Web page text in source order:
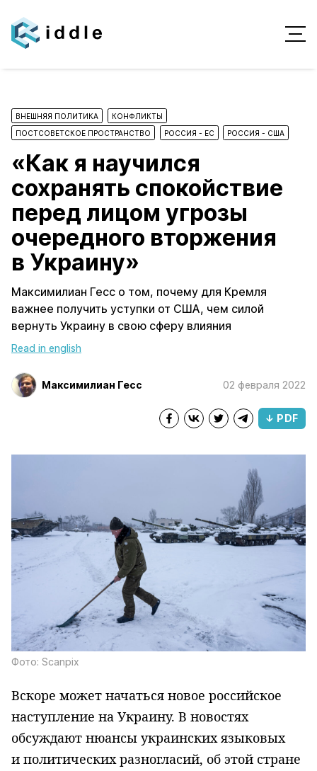
ВНЕШНЯЯ ПОЛИТИКА
КОНФЛИКТЫ
ПОСТСОВЕТСКОЕ ПРОСТРАНСТВО
РОССИЯ - ЕС РОССИЯ - США
«Как я научился
сохранять спокойствие
перед лицом угрозы
очередного вторжения
в Украину»
Максимилиан Гесс о том, почему для Кремля
важнее получить уступки от США, чем силой
вернуть Украину в свою сферу влияния
Read in english
Максимилиан Гесс 02 февраля 2022
↓ PDF
Фото: Scanpix
Вскоре может начаться новое российское
наступление на Украину. В новостях
обсуждают нюансы украинских языковых
и политических разногласий, об этой стране